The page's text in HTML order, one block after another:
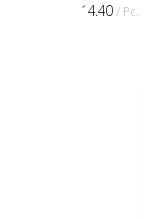
14.40 / Pc.